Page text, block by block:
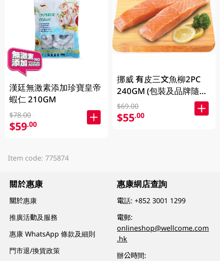
漢廷無激素添加珍寶皇帝
蝦仁 210GM
$78.00
$59.00
挪威 有皮三文魚柳2PC
240GM (包裝及品牌隨機
發放)
$69.00
$55.00
Item code: 775874
關於惠康
關於惠康
推廣活動及服務
惠康 WhatsApp 條款及細則
門市退/換貨政策
惠康網店查詢
電話:+852 3001 1299
電郵:
onlineshop@wellcome.com
.hk
辦公時間: